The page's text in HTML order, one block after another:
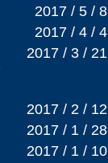
2017 / 5 / 8
2017 / 4 / 4
2017 / 3 / 21
2017 / 2 / 12
2017 / 1 / 28
2017 / 1 / 10